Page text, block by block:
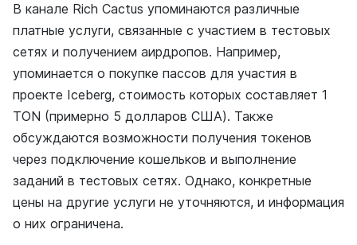
В канале Rich Cactus упоминаются различные
платные услуги, связанные с участием в тестовых
сетях и получением аирдропов. Например,
упоминается о покупке пассов для участия в
проекте Iceberg, стоимость которых составляет 1
TON (примерно 5 долларов США). Также
обсуждаются возможности получения токенов
через подключение кошельков и выполнение
заданий в тестовых сетях. Однако, конкретные
цены на другие услуги не уточняются, и информация
о них ограничена.